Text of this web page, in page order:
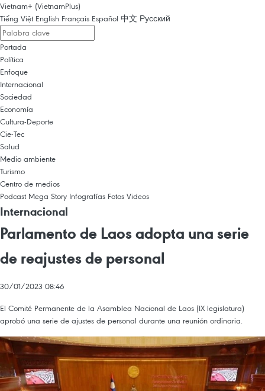
Vietnam+ (VietnamPlus)
Tiếng Việt English Français Español 中文 Русский
Portada
Política
Enfoque
Internacional
Sociedad
Economía
Cultura-Deporte
Cie-Tec
Salud
Medio ambiente
Turismo
Centro de medios
Podcast Mega Story Infografías Fotos Videos
Internacional
Parlamento de Laos adopta una serie
de reajustes de personal
30/01/2023 08:46
El Comité Permanente de la Asamblea Nacional de Laos (IX legislatura)
aprobó una serie de ajustes de personal durante una reunión ordinaria.